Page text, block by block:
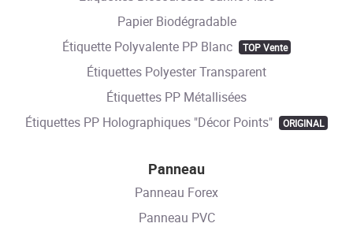
Papier Biodégradable
Étiquette Polyvalente PP Blanc
TOP Vente
Étiquettes Polyester Transparent
Étiquettes PP Métallisées
Étiquettes PP Holographiques "Décor Points"
ORIGINAL
Panneau
Panneau Forex
Panneau PVC